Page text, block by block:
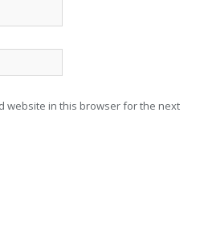
website in this browser for the next